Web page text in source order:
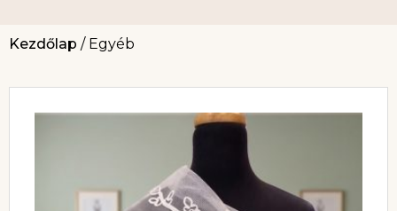
Kezdőlap / Egyéb